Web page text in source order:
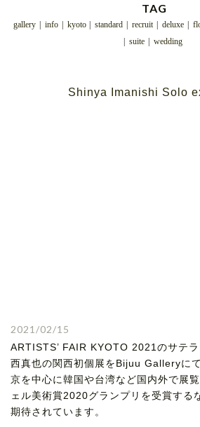
TAG
gallery info kyoto standard recruit deluxe
suite
wedding
Shinya Imanishi Solo
2021/02/15
ARTISTS’ FAIR KYOTO 2021のサテ
西真也の関西初個展をBijuu Galleryに
京を中心に韓国や台湾など国内外で展
ェル美術賞2020グランプリを受賞する
期待されています。